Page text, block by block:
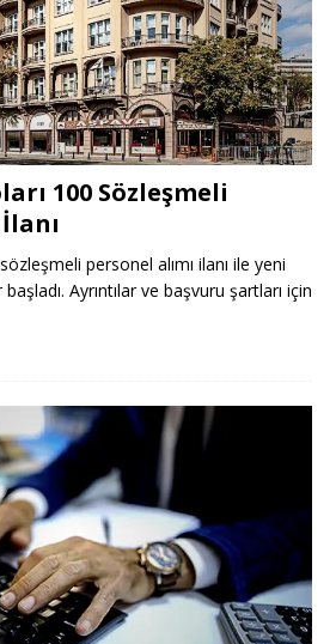
100 Sözleşmeli
personel alımı ilanı ile yeni
Ayrıntılar ve başvuru şartları için